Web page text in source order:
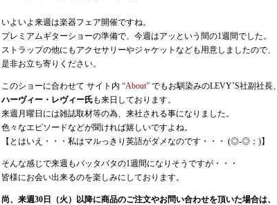
いよいよ来週は楽器フェア開催ですね。
プレミアムギターショーの準備で、今週はアッという間の1週間でした。
ストラップの他にもアクセサリーやジャケットなども用意しましたので、
是非お立ち寄りください。
このショーに合わせて サイト内 “About”でもお馴染みのLEVY’S社副社長、
ハーヴィー・レヴィー氏も来日しております。
来週月曜日には雑誌取材等の為、来社される事になりました。
色々なエピソードなどが聞ければ嬉しいですよね。
【とはいえ・・・私はマルっきり英語がダメなのです・・・ (◎-◎；)】
そんな感じで来週もバッタバタの1週間になりそうですが・・・
皆様にお会い出来るのを楽しみにしております。
尚、来週30日（火）以降に商品のご注文やお問い合わせを頂いた場合は、